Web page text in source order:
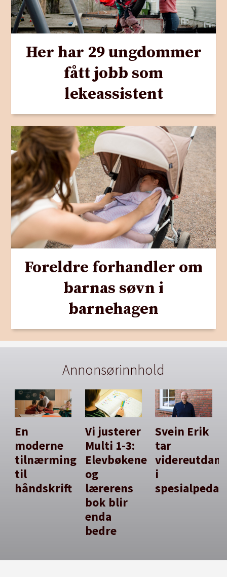
Her har 29 ungdommer
fått jobb som
lekeassistent
Foreldre forhandler om
barnas søvn i
barnehagen
Annonsørinnhold
En
moderne
tilnærming
til
håndskrift
Vi justerer
Multi 1-3:
Elevbøkene
og
lærerens
bok blir
enda
bedre
Svein Erik
tar
i